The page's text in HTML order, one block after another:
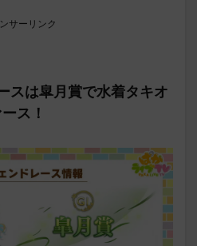
サーリンク
スは皐月賞で水着タキオ
ス！